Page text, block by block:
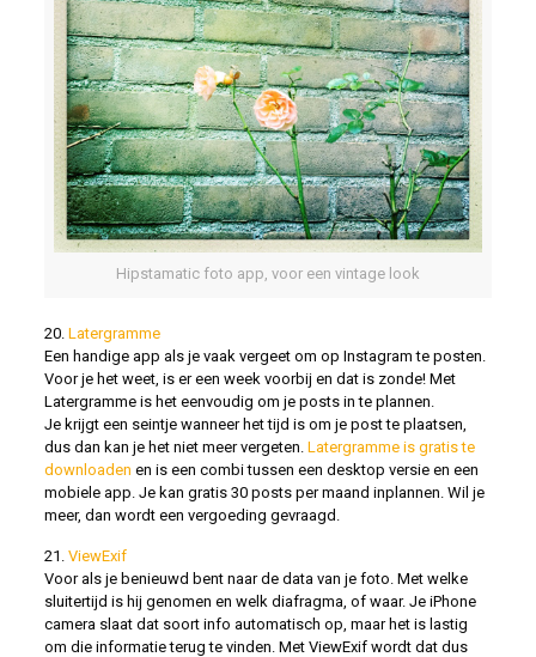
Hipstamatic foto app, voor een vintage look
20. Latergramme
Een handige app als je vaak vergeet om op Instagram te posten.
Voor je het weet, is er een week voorbij en dat is zonde! Met
Latergramme is het eenvoudig om je posts in te plannen.
Je krijgt een seintje wanneer het tijd is om je post te plaatsen,
dus dan kan je het niet meer vergeten. Latergramme is gratis te
downloaden en is een combi tussen een desktop versie en een
mobiele app. Je kan gratis 30 posts per maand inplannen. Wil je
meer, dan wordt een vergoeding gevraagd.
21. ViewExif
Voor als je benieuwd bent naar de data van je foto. Met welke
sluitertijd is hij genomen en welk diafragma, of waar. Je iPhone
camera slaat dat soort info automatisch op, maar het is lastig
om die informatie terug te vinden. Met ViewExif wordt dat dus